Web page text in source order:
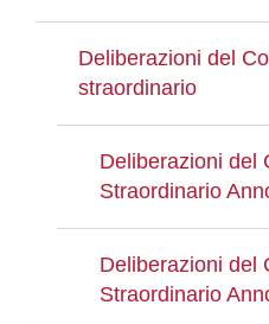
Deliberazioni del
straordinario
Deliberazioni del
Straordinario
Deliberazioni del
Straordinario